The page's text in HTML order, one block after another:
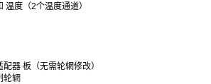
温度（2个温度通道）
器 板（无需轮辋修改）
轮辋